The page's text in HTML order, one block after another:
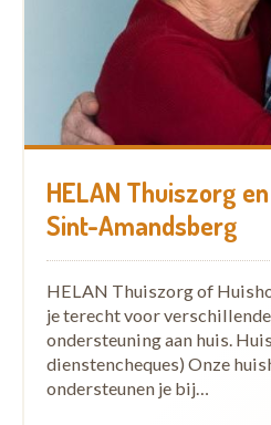
HELAN Thuiszorg
Sint-Amandsberg
HELAN Thuiszorg of
je terecht voor
ondersteuning aan huis.
dienstencheques) Onze
ondersteunen je bij…